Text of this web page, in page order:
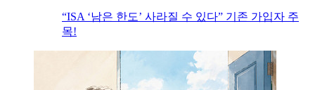
“ISA ‘남은 한도’ 사라질 수 있다” 기존 가입자 주
목!